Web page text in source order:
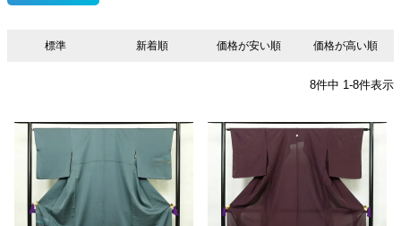
標準 新着順 価格が安い順 価格が高い順
8件中 1 -8件表示